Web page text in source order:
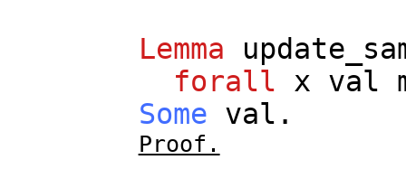
Lemma
forall
x val
Some val .
Proof.